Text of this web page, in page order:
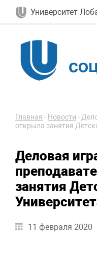
Университет
Главная - Новости -
открыла занятия
Деловая
занятия
11 февраля 2020